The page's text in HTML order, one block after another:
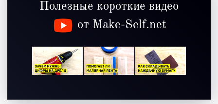
Полезные короткие видео
от Make-Self.net